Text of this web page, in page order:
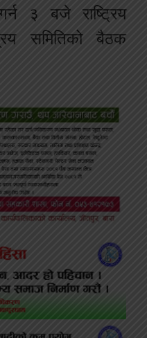
३ बजे राष्ट्रिय
समितिको बैठक